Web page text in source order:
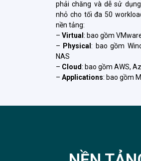
phải chăng và dễ sử
nhỏ cho tối đa 50
nền tảng:
– Virtual : bao gồm
– Physical: bao gồm
NAS
– Cloud: bao gồm AWS,
– Applications: bao gồm